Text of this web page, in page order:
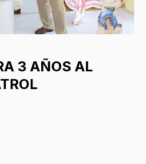
3 AÑOS AL